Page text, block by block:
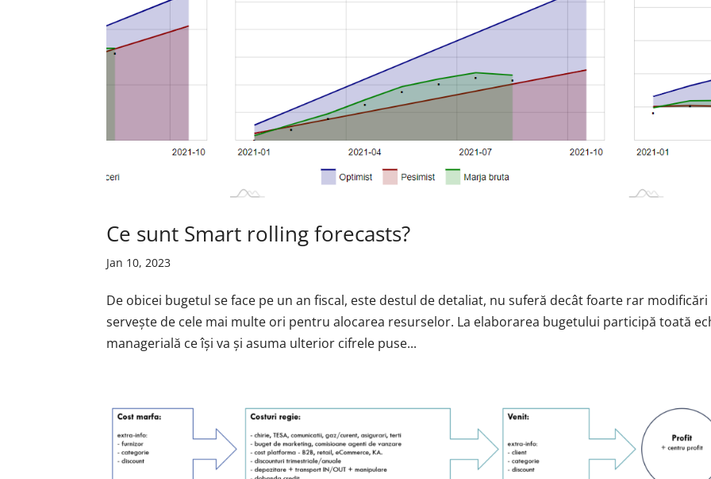
Ce sunt Smart rolling forecasts?
Jan 10, 2023
De obicei bugetul se face pe un an fiscal, este destul de detaliat, nu suferă decât foarte rar modificări
servește de cele mai multe ori pentru alocarea resurselor. La elaborarea bugetului participă toată
managerială ce își va și asuma ulterior cifrele puse...